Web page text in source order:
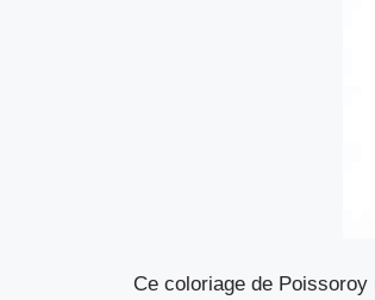
Ce coloriage de